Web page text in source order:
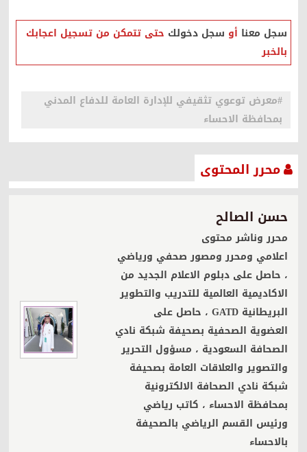
سجل معنا أو سجل دخولك حتى تتمكن من تسجيل اعجابك
بالخبر
#معرض توعوي تثقيفي للإدارة العامة للدفاع المدني
بمحافظة الاحساء
محرر المحتوى
حسن الصالح
محرر وناشر محتوى
اعلامي ومحرر ومصور صحفي ورياضي
، حاصل على دبلوم الاعلام الجديد من
الاكاديمية العالمية للتدريب والتطوير
البريطانية GATD ، حاصل على
العضوية الصحفية بصحيفة شبكة نادي
الصحافة السعودية ، مسؤول التحرير
والتصوير والعلاقات العامة بصحيفة
شبكة نادي الصحافة الالكترونية
بمحافظة الاحساء ، كاتب رياضي
ورئيس القسم الرياضي بالصحيفة
بالاحساء